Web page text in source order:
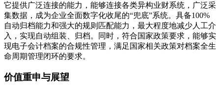
它提供广泛连接的能力，能够连接各类异构业财系统，广泛采
集数据，成为企业全面数字化收尾的“兜底”系统。具备100%
自动归档能力和强大的规则匹配能力，最大程度地减少人工介
入，实现自动组装、归档。同时，符合国家政策要求，能够实
现电子会计档案的合规性管理，满足国家相关政策对档案全生
命周期管理闭环的要求。
价值重申与展望